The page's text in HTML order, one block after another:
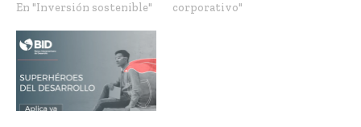
En "Inversión sostenible"
corporativo"